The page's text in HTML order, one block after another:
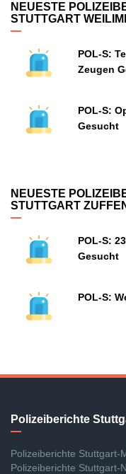
NEUESTE
STUTTGART
POL-S:
Zeugen
POL-S:
Gesucht
NEUESTE
STUTTGART
POL-S:
Gesucht
POL-S:
Polizeiberichte
Polizeiberichte Stuttgart-
Polizeiberichte Stuttgart-